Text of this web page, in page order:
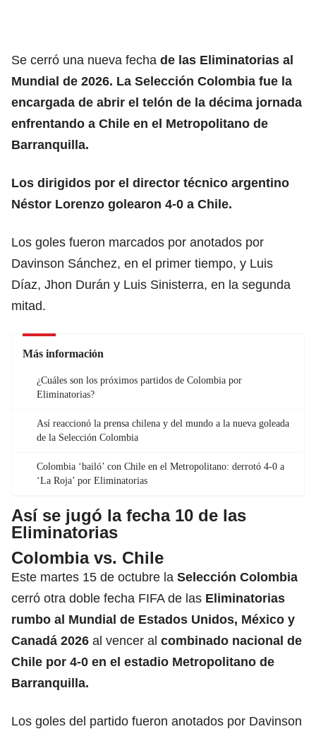
Se cerró una nueva fecha de las Eliminatorias al
Mundial de 2026. La Selección Colombia fue la
encargada de abrir el telón de la décima jornada
enfrentando a Chile en el Metropolitano de
Barranquilla.
Los dirigidos por el director técnico argentino
Néstor Lorenzo golearon 4-0 a Chile.
Los goles fueron marcados por anotados por
Davinson Sánchez, en el primer tiempo, y Luis
Díaz, Jhon Durán y Luis Sinisterra, en la segunda
mitad.
Más información
¿Cuáles son los próximos partidos de Colombia por
Eliminatorias?
Así reaccionó la prensa chilena y del mundo a la nueva goleada
de la Selección Colombia
Colombia ‘bailó’ con Chile en el Metropolitano: derrotó 4-0 a
‘La Roja’ por Eliminatorias
Así se jugó la fecha 10 de las
Eliminatorias
Colombia vs. Chile
Este martes 15 de octubre la Selección Colombia
cerró otra doble fecha FIFA de las Eliminatorias
rumbo al Mundial de Estados Unidos, México y
Canadá 2026 al vencer al combinado nacional de
Chile por 4-0 en el estadio Metropolitano de
Barranquilla.
Los goles del partido fueron anotados por Davinson